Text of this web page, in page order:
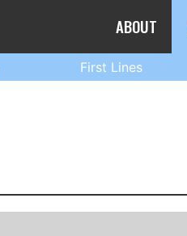
ABOUT
First Lines